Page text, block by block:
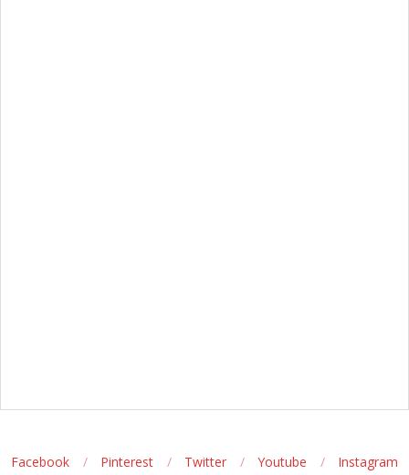
Facebook Pinterest Twitter Youtube Instagram